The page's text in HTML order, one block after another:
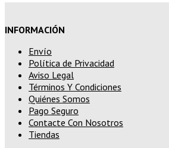
INFORMACIÓN
Envío
Política de Privacidad
Aviso Legal
Términos Y Condiciones
Quiénes Somos
Pago Seguro
Contacte Con Nosotros
Tiendas